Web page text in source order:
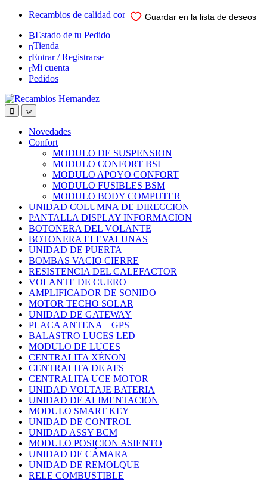
Skip
navigation
Skip
content
Recambios de calidad comprobada para su vehiculo
Estado de tu Pedido
Tienda
Entrar / Registrarse
Mi cuenta
Pedidos
OpenClose
Novedades
Confort
MODULO DE SUSPENSION
MODULO CONFORT BSI
MODULO APOYO CONFORT
MODULO FUSIBLES BSM
MODULO BODY COMPUTER
UNIDAD COLUMNA DE DIRECCION
PANTALLA DISPLAY INFORMACION
BOTONERA DEL VOLANTE
BOTONERA ELEVALUNAS
UNIDAD DE PUERTA
BOMBAS VACIO CIERRE
RESISTENCIA DEL CALEFACTOR
VOLANTE DE CUERO
AMPLIFICADOR DE SONIDO
MOTOR TECHO SOLAR
UNIDAD DE GATEWAY
PLACA ANTENA – GPS
BALASTRO LUCES LED
MODULO DE LUCES
CENTRALITA XÉNON
CENTRALITA DE AFS
CENTRALITA UCE MOTOR
UNIDAD VOLTAJE BATERIA
UNIDAD DE ALIMENTACION
MODULO SMART KEY
UNIDAD DE CONTROL
UNIDAD ASSY BCM
MODULO POSICION ASIENTO
UNIDAD DE CÁMARA
UNIDAD DE REMOLQUE
RELE COMBUSTIBLE
Guardar en la lista de deseos
Guardar en la lista de deseos
Guardar en la lista de deseos
Guardar en la lista de deseos
Guardar en la lista de deseos